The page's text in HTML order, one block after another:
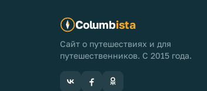
Columbista
Сайт о путешествиях и для
путешественников. С 2015 года.